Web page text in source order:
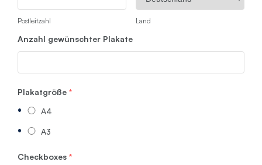
Postleitzahl Land
Anzahl gewünschter Plakate
Plakatgröße *
A4
A3
Checkboxes *